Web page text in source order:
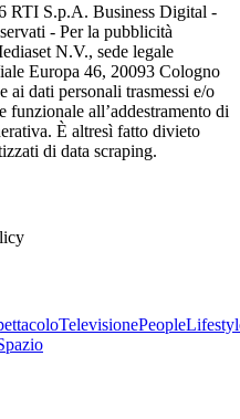
RTI S.p.A. Business Digital -
- Per la pubblicità
N.V., sede legale
Europa 46, 20093 Cologno
ai dati personali trasmessi e/o
all’addestramento di
È altresì fatto divieto
di data scraping.
TelevisionePeople